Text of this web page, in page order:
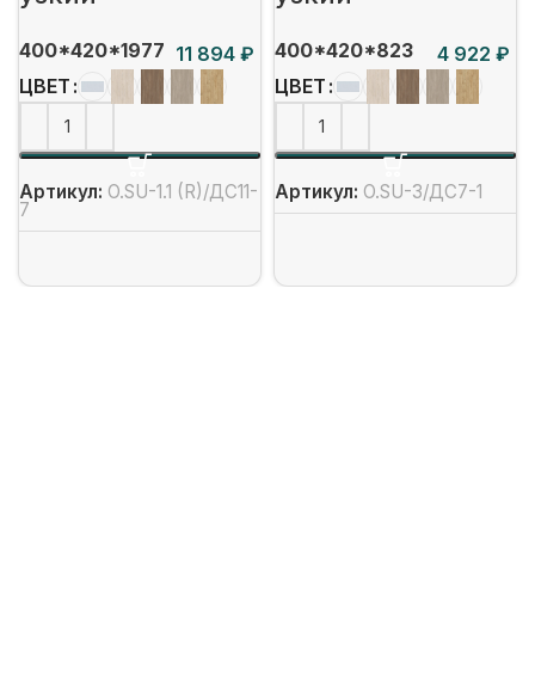
400*420*1977
₽
ЦВЕТ
Артикул: O.SU-1.1 (R)/ДС11-
7
400*420*823
₽
ЦВЕТ
Артикул: O.SU-3/ДС7-1